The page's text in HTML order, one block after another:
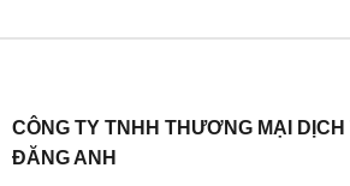
CÔNG TY TNHH THƯƠNG MẠI
ĐĂNG ANH